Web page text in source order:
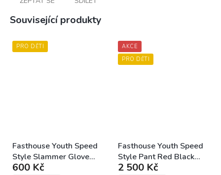
Související produkty
PRO DĚTI
Fasthouse Youth Speed
Style Slammer Glove
Red dětské MX rukavice
600 Kč
AKCE
PRO DĚTI
Fasthouse Youth Speed
Style Pant Red Black
dětské MX kalhoty
2 500 Kč